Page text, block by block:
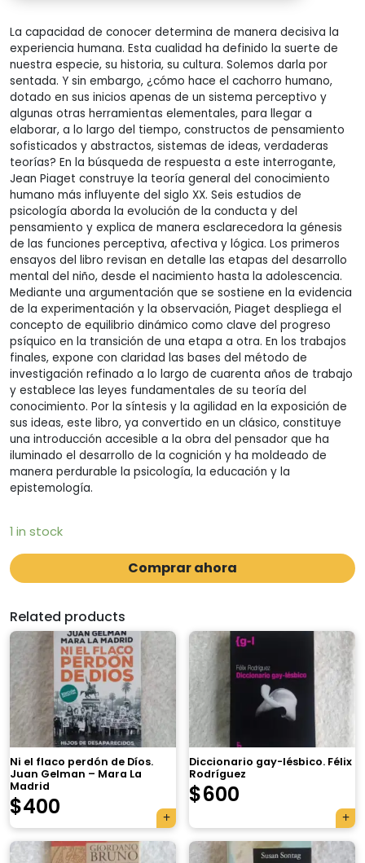
La capacidad de conocer determina de manera decisiva la
experiencia humana. Esta cualidad ha definido la suerte de
nuestra especie, su historia, su cultura. Solemos darla por
sentada. Y sin embargo, ¿cómo hace el cachorro humano,
dotado en sus inicios apenas de un sistema perceptivo y
algunas otras herramientas elementales, para llegar a
elaborar, a lo largo del tiempo, constructos de pensamiento
sofisticados y abstractos, sistemas de ideas, verdaderas
teorías? En la búsqueda de respuesta a este interrogante,
Jean Piaget construye la teoría general del conocimiento
humano más influyente del siglo XX. Seis estudios de
psicología aborda la evolución de la conducta y del
pensamiento y explica de manera esclarecedora la génesis
de las funciones perceptiva, afectiva y lógica. Los primeros
ensayos del libro revisan en detalle las etapas del desarrollo
mental del niño, desde el nacimiento hasta la adolescencia.
Mediante una argumentación que se sostiene en la evidencia
de la experimentación y la observación, Piaget despliega el
concepto de equilibrio dinámico como clave del progreso
psíquico en la transición de una etapa a otra. En los trabajos
finales, expone con claridad las bases del método de
investigación refinado a lo largo de cuarenta años de trabajo
y establece las leyes fundamentales de su teoría del
conocimiento. Por la síntesis y la agilidad en la exposición de
sus ideas, este libro, ya convertido en un clásico, constituye
una introducción accesible a la obra del pensador que ha
iluminado el desarrollo de la cognición y ha moldeado de
manera perdurable la psicología, la educación y la
epistemología.
1 in stock
Comprar ahora
Related products
Ni el flaco perdón de Díos.
Juan Gelman – Mara La
Madrid
$400
Diccionario gay-lésbico. Félix
Rodríguez
$600